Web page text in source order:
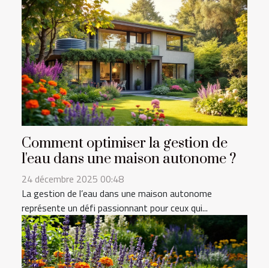
Comment optimiser la gestion de
l'eau dans une maison autonome ?
24 décembre 2025 00:48
La gestion de l’eau dans une maison autonome
représente un défi passionnant pour ceux qui...